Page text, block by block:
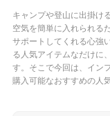
キャンプや登山に出掛け
空気を簡単に入れられる
サポートしてくれる心強
る人気アイテムなだけに
す。そこで今回は、イン
購入可能なおすすめの人